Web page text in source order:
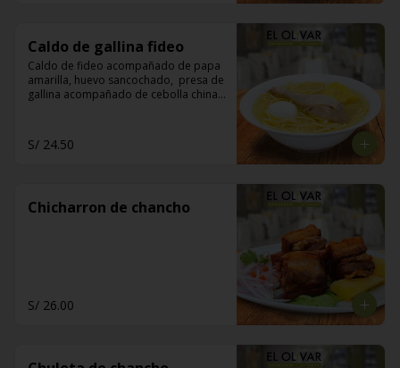
Caldo de gallina fideo
Caldo de fideo acompañado de papa
amarilla, huevo sancochado,  presa de
gallina acompañado de cebolla china,
S/ 24.50
Chicharron de chancho
S/ 26.00